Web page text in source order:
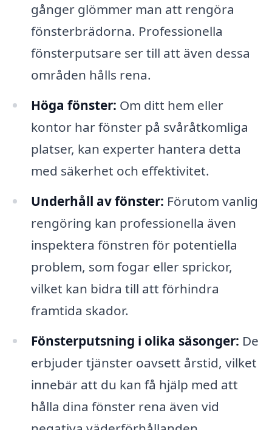
gånger glömmer man att rengöra
fönsterbrädorna. Professionella
fönsterputsare ser till att även dessa
områden hålls rena.
Höga fönster: Om ditt hem eller
kontor har fönster på svåråtkomliga
platser, kan experter hantera detta
med säkerhet och effektivitet.
Underhåll av fönster: Förutom vanlig
rengöring kan professionella även
inspektera fönstren för potentiella
problem, som fogar eller sprickor,
vilket kan bidra till att förhindra
framtida skador.
Fönsterputsning i olika säsonger: De
erbjuder tjänster oavsett årstid, vilket
innebär att du kan få hjälp med att
hålla dina fönster rena även vid